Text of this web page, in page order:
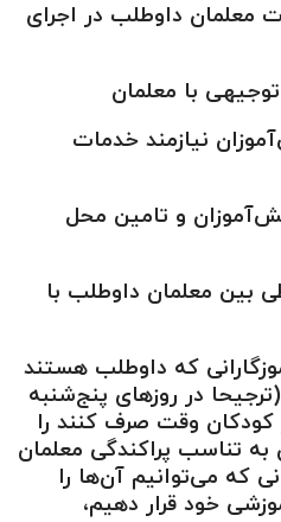
معلمان داوطلب در اجرای
با معلمان
نیازمند خدمات
و تامین محل
بین معلمان داوطلب با
که داوطلب هستند
(ترجیحا در روزهای پنج‌شنبه
کودکان وقت صرف کنند را
تناسب پراکندگی معلمان
که می‌توانیم آن‌ها را
خود قرار دهیم،